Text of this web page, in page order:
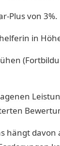
Plus von 3%.
in
hängt davon